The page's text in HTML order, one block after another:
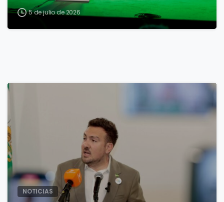
5 de julio de 2026
NOTICIAS